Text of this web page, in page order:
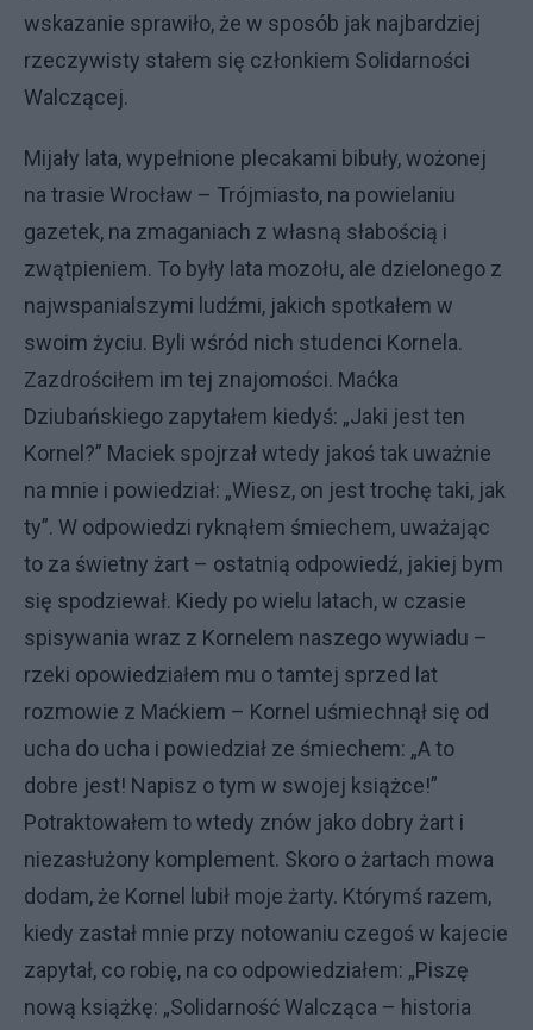
wskazanie sprawiło, że w sposób jak najbardziej
rzeczywisty stałem się członkiem Solidarności
Walczącej.
Mijały lata, wypełnione plecakami bibuły, wożonej
na trasie Wrocław – Trójmiasto, na powielaniu
gazetek, na zmaganiach z własną słabością i
zwątpieniem. To były lata mozołu, ale dzielonego z
najwspanialszymi ludźmi, jakich spotkałem w
swoim życiu. Byli wśród nich studenci Kornela.
Zazdrościłem im tej znajomości. Maćka
Dziubańskiego zapytałem kiedyś: „Jaki jest ten
Kornel?” Maciek spojrzał wtedy jakoś tak uważnie
na mnie i powiedział: „Wiesz, on jest trochę taki, jak
ty”. W odpowiedzi ryknąłem śmiechem, uważając
to za świetny żart – ostatnią odpowiedź, jakiej bym
się spodziewał. Kiedy po wielu latach, w czasie
spisywania wraz z Kornelem naszego wywiadu –
rzeki opowiedziałem mu o tamtej sprzed lat
rozmowie z Maćkiem – Kornel uśmiechnął się od
ucha do ucha i powiedział ze śmiechem: „A to
dobre jest! Napisz o tym w swojej książce!”
Potraktowałem to wtedy znów jako dobry żart i
niezasłużony komplement. Skoro o żartach mowa
dodam, że Kornel lubił moje żarty. Którymś razem,
kiedy zastał mnie przy notowaniu czegoś w kajecie
zapytał, co robię, na co odpowiedziałem: „Piszę
nową książkę: „Solidarność Walcząca – historia